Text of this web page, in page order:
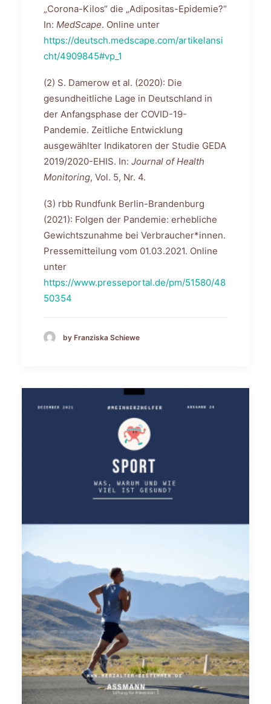
„Corona-Kilos“ die „Adipositas-Epidemie?“
In: MedScape. Online unter
https://deutsch.medscape.com/artikelansi
cht/4909845#vp_1
(2) S. Damerow et al. (2020): Die
gesundheitliche Lage in Deutschland in
der Anfangsphase der COVID-19-
Pandemie. Zeitliche Entwicklung
ausgewählter Indikatoren der Studie GEDA
2019/2020-EHIS. In: Journal of Health
Monitoring, Vol. 5, Nr. 4.
(3) rbb Rundfunk Berlin-Brandenburg
(2021): Folgen der Pandemie: erhebliche
Gewichtszunahme bei Verbraucher*innen.
Pressemitteilung vom 01.03.2021. Online
unter
https://www.presseportal.de/pm/51580/48
50354
by Franziska Schiewe